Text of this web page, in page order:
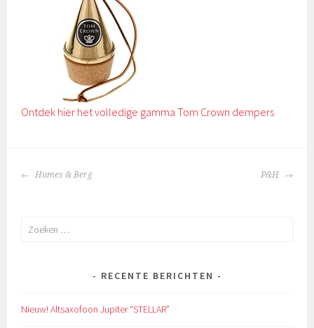
Ontdek hier het volledige gamma Tom Crown dempers
BERICHTNAVIGATIE
Humes & Berg P&H
Zoeken
RECENTE BERICHTEN
Nieuw! Altsaxofoon Jupiter “STELLAR”